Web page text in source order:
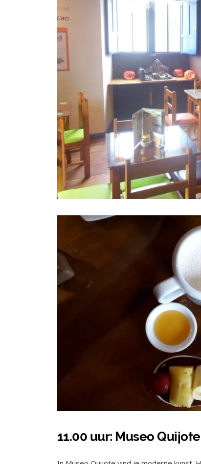
11.00 uur: Museo Quijote